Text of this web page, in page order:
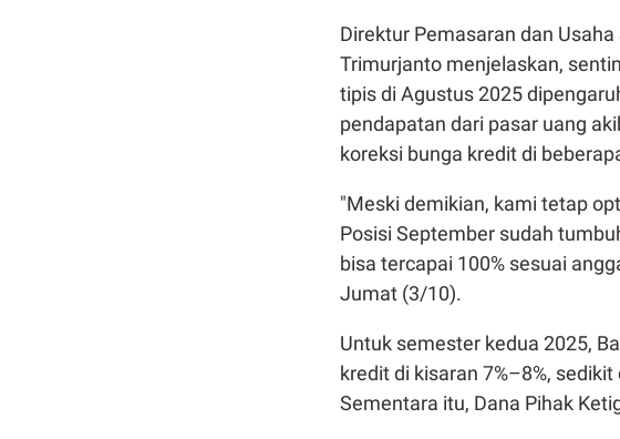
Direktur Pemasaran dan Usaha
Trimurjanto menjelaskan,
tipis di Agustus 2025
pendapatan dari pasar uang
koreksi bunga kredit di
"Meski demikian, kami tetap
Posisi September sudah
bisa tercapai 100% sesuai
Jumat (3/10).
Untuk semester kedua 2025,
kredit di kisaran 7%–8%,
Sementara itu, Dana Pihak